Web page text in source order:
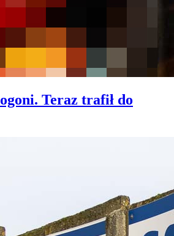
Teraz trafił do